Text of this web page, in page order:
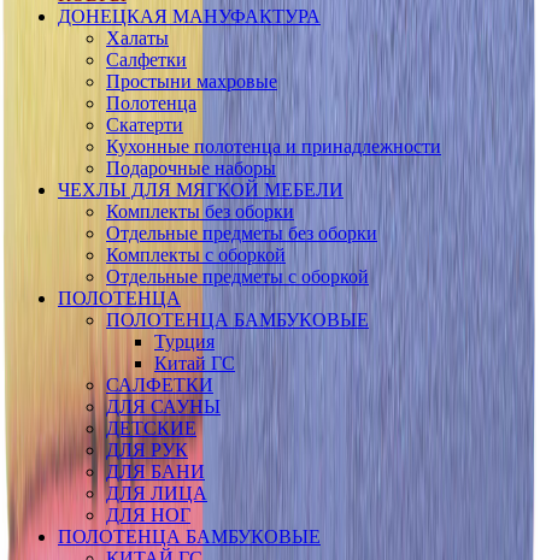
ДОНЕЦКАЯ МАНУФАКТУРА
Халаты
Салфетки
Простыни махровые
Полотенца
Скатерти
Кухонные полотенца и принадлежности
Подарочные наборы
ЧЕХЛЫ ДЛЯ МЯГКОЙ МЕБЕЛИ
Комплекты без оборки
Отдельные предметы без оборки
Комплекты с оборкой
Отдельные предметы с оборкой
ПОЛОТЕНЦА
ПОЛОТЕНЦА БАМБУКОВЫЕ
Турция
Китай ГС
САЛФЕТКИ
ДЛЯ САУНЫ
ДЕТСКИЕ
ДЛЯ РУК
ДЛЯ БАНИ
ДЛЯ ЛИЦА
ДЛЯ НОГ
ПОЛОТЕНЦА БАМБУКОВЫЕ